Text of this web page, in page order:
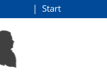
Start